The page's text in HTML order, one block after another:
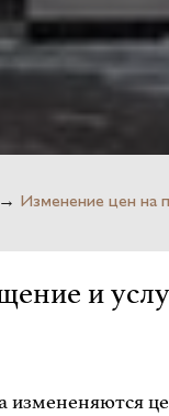
Изменение цен на
и
измененяются